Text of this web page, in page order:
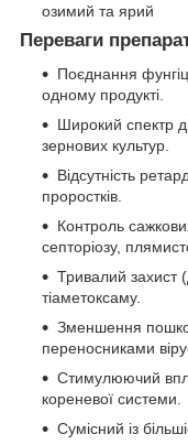
озимий та ярий
Переваги
Поєднання
одному продукті.
Широкий спектр
зернових культур.
Відсутність
проростків.
Контроль
септоріозу,
Тривалий захист
тіаметоксаму.
Зменшення
переносниками
Стимулюючий
кореневої системи.
Сумісний із